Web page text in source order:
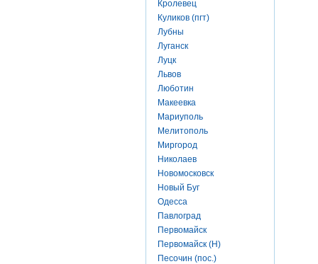
Кролевец
Куликов (пгт)
Лубны
Луганск
Луцк
Львов
Люботин
Макеевка
Мариуполь
Мелитополь
Миргород
Николаев
Новомосковск
Новый Буг
Одесса
Павлоград
Первомайск
Первомайск (Н)
Песочин (пос.)